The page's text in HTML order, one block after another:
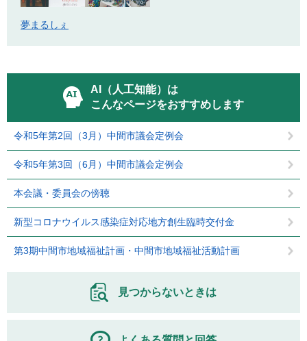
夢まるしぇ
AI（人工知能）は
こんなページをおすすめします
令和5年第2回（3月）中間市議会定例会
令和5年第3回（6月）中間市議会定例会
本会議・委員会の傍聴
新型コロナウイルス感染症対応地方創生臨時交付金
第3期中間市地域福祉計画・中間市地域福祉活動計画
見つからないときは